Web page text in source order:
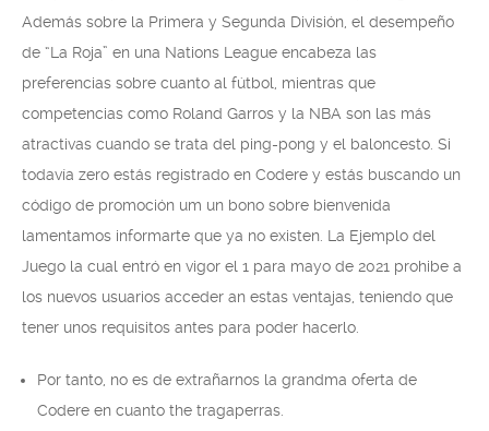
Además sobre la Primera y Segunda División, el desempeño
de “La Roja” en una Nations League encabeza las
preferencias sobre cuanto al fútbol, mientras que
competencias como Roland Garros y la NBA son las más
atractivas cuando se trata del ping-pong y el baloncesto. Si
todavía zero estás registrado en Codere y estás buscando un
código de promoción um un bono sobre bienvenida
lamentamos informarte que ya no existen. La Ejemplo del
Juego la cual entró en vigor el 1 para mayo de 2021 prohibe a
los nuevos usuarios acceder an estas ventajas, teniendo que
tener unos requisitos antes para poder hacerlo.
Por tanto, no es de extrañarnos la grandma oferta de
Codere en cuanto the tragaperras.